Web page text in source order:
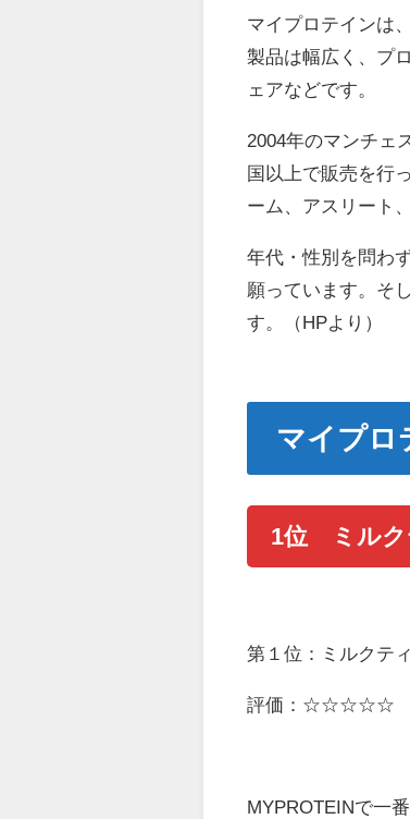
マイプロテインは
製品は幅広く、プ
ェアなどです。
2004年のマンチェ
国以上で販売を行
ーム、アスリート
年代・性別を問わ
願っています。そ
す。（HPより）
マイプロ
1位 ミルク
第１位：ミルクテ
評価：☆☆☆☆☆
MYPROTEINで一